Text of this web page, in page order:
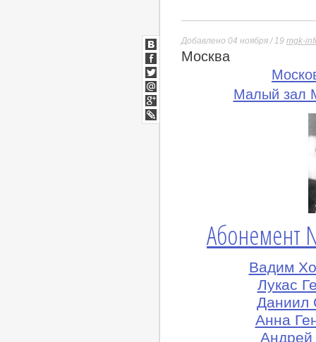
Добавлено 04 ноября / 19 mgk-
Москва
Малый зал
Абонемент
Вадим
Лукас
Даниил
Анна
Андрей
ВКонтакте
Facebook
Twitter
Мой
Мир
Google+
lj